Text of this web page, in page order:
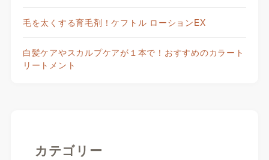
毛を太くする育毛剤！ケフトル ローションEX
白髪ケアやスカルプケアが１本で！おすすめのカラート
リートメント
カテゴリー